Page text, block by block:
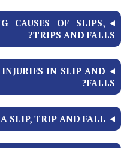
CAUSES OF SLIPS,
TRIPS AND FALLS?
IN SLIP AND
FALLS?
SLIP, TRIP AND FALL?